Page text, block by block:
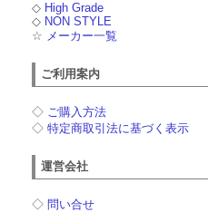
◇ High Grade
◇ NON STYLE
☆ メーカー一覧
ご利用案内
◇ ご購入方法
◇ 特定商取引法に基づく表示
運営会社
◇ 問い合せ